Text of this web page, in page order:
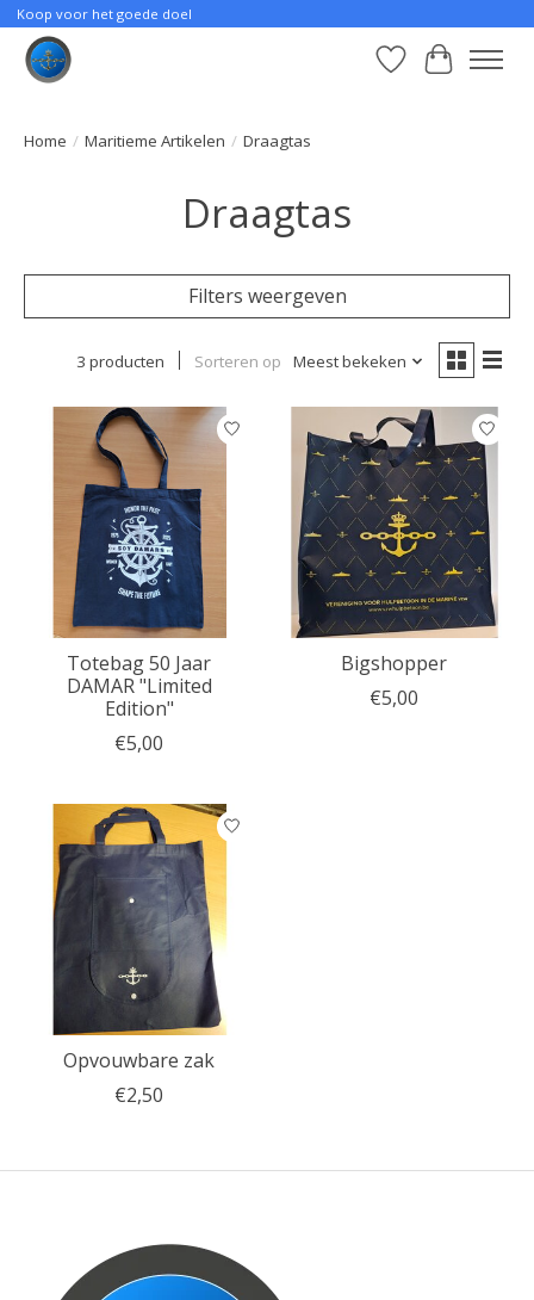
Koop voor het goede doel
Verlanglijst
Home / Maritieme Artikelen / Draagtas
Draagtas
Filters weergeven
3 producten Sorteren op Meest bekeken
Totebag 50 Jaar
DAMAR "Limited
Edition"
€5,00
Bigshopper
€5,00
Opvouwbare zak
€2,50